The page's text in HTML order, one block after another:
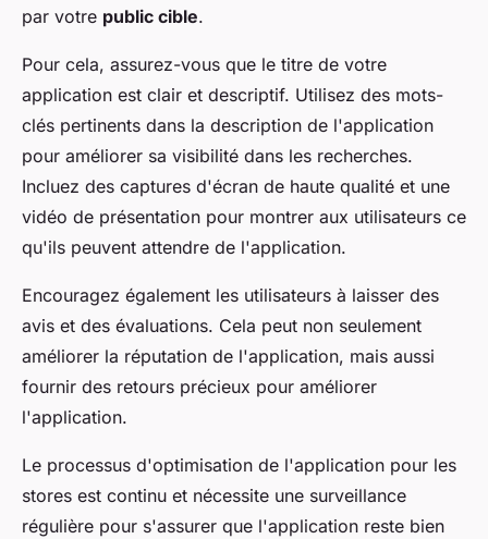
par votre public cible.
Pour cela, assurez-vous que le titre de votre
application est clair et descriptif. Utilisez des mots-
clés pertinents dans la description de l'application
pour améliorer sa visibilité dans les recherches.
Incluez des captures d'écran de haute qualité et une
vidéo de présentation pour montrer aux utilisateurs ce
qu'ils peuvent attendre de l'application.
Encouragez également les utilisateurs à laisser des
avis et des évaluations. Cela peut non seulement
améliorer la réputation de l'application, mais aussi
fournir des retours précieux pour améliorer
l'application.
Le processus d'optimisation de l'application pour les
stores est continu et nécessite une surveillance
régulière pour s'assurer que l'application reste bien